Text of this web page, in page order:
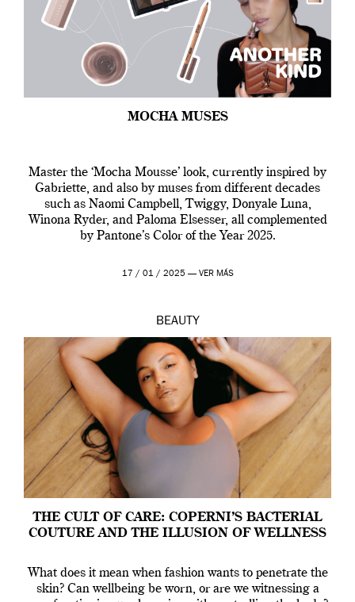
MOCHA MUSES
Master the ‘Mocha Mousse’ look, currently inspired by
Gabriette, and also by muses from different decades
such as Naomi Campbell, Twiggy, Donyale Luna,
Winona Ryder, and Paloma Elsesser, all complemented
by Pantone’s Color of the Year 2025.
17 / 01 / 2025 — VER MÁS
BEAUTY
THE CULT OF CARE: COPERNI’S BACTERIAL
COUTURE AND THE ILLUSION OF WELLNESS
What does it mean when fashion wants to penetrate the
skin? Can wellbeing be worn, or are we witnessing a